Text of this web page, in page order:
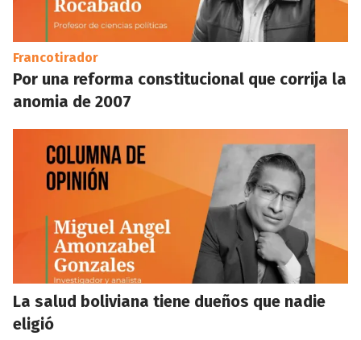
Francotirador
Por una reforma constitucional que corrija la
anomia de 2007
La salud boliviana tiene dueños que nadie
eligió